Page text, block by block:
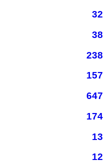
32
38
238
157
647
174
13
12